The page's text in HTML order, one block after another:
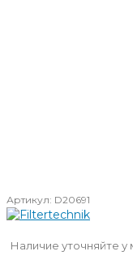
Артикул: D20691
Наличие уточняйте